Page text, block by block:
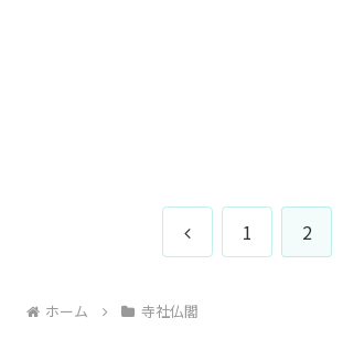
前
1 2
ホーム 寺社仏閣